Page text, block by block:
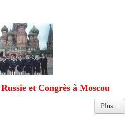
Russie et Congrès à Moscou
Plus...